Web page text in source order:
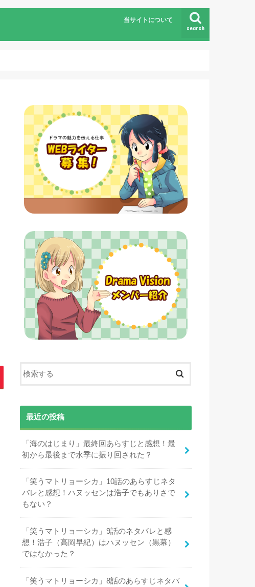
search
当サイトについて
最近の投稿
「海のはじまり」最終回あらすじと感想！最
初から最後まで水季に振り回された？
「笑うマトリョーシカ」10話のあらすじネタ
バレと感想！ハヌッセンは浩子でもありさで
もない？
「笑うマトリョーシカ」9話のネタバレと感
想！浩子（高岡早紀）はハヌッセン（黒幕）
ではなかった？
「笑うマトリョーシカ」8話のあらすじネタバ